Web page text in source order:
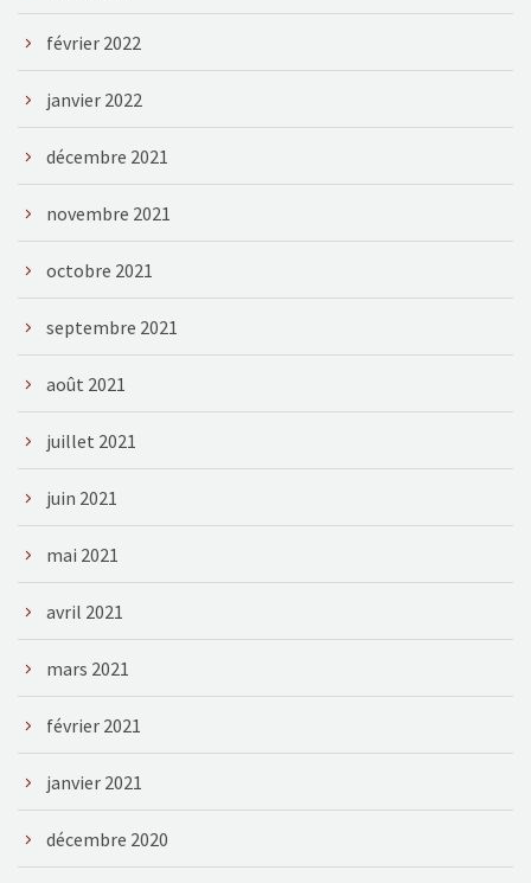
février 2022
janvier 2022
décembre 2021
novembre 2021
octobre 2021
septembre 2021
août 2021
juillet 2021
juin 2021
mai 2021
avril 2021
mars 2021
février 2021
janvier 2021
décembre 2020